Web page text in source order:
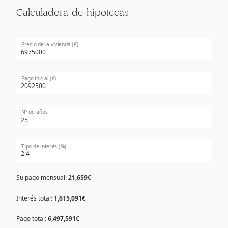
Calculadora de hipotecas
Precio de la vivienda (€)
Pago inicial (€)
Nº de años
Tipo de interés (%)
Su pago mensual:21,659€
Interés total: 1,615,091€
Pago total:6,497,591€